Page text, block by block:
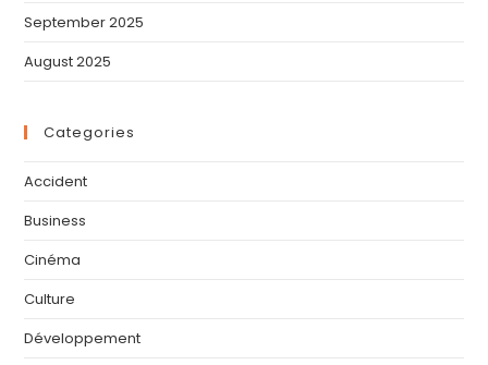
September 2025
August 2025
Categories
Accident
Business
Cinéma
Culture
Développement